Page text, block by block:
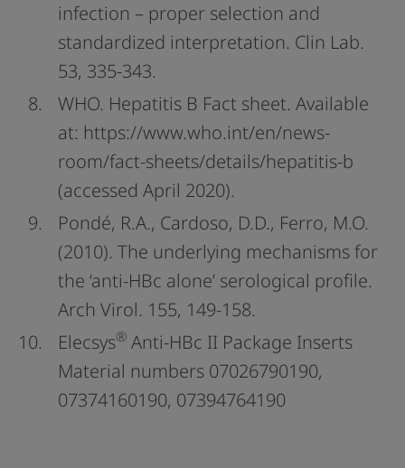
infection – proper selection and
standardized interpretation. Clin Lab.
53, 335-343.
WHO. Hepatitis B Fact sheet. Available
at: https://www.who.int/en/news-
room/fact-sheets/details/hepatitis-b
(accessed April 2020).
Pondé, R.A., Cardoso, D.D., Ferro, M.O.
(2010). The underlying mechanisms for
the ‘anti-HBc alone’ serological profile.
Arch Virol. 155, 149-158.
Elecsys® Anti-HBc II Package Inserts
Material numbers 07026790190,
07374160190, 07394764190